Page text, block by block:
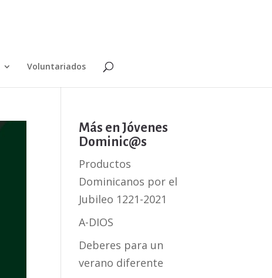
Voluntariados
Más en Jóvenes
Dominic@s
Productos
Dominicanos por el
Jubileo 1221-2021
A-DIOS
Deberes para un
verano diferente